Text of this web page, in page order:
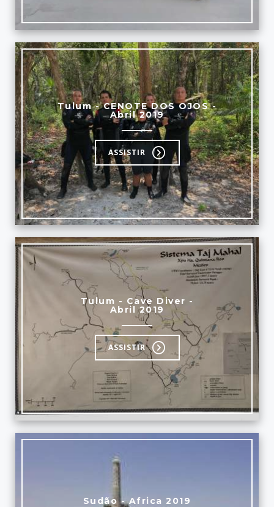
Tulum - CENOTE DOS OJOS -
Abril 2019
ASSISTIR
Tulum - Cave Diver -
Abril 2019
ASSISTIR
Sudão - Africa 2019